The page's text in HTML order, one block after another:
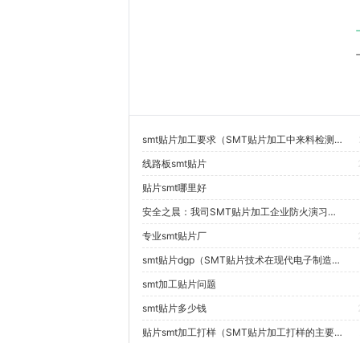
smt贴片加工要求（SMT贴片加工中来料检测的具体标准和方法是什么？）
线路板smt贴片
贴片smt哪里好
安全之晨：我司SMT贴片加工企业防火演习揭示安全之道
专业smt贴片厂
smt贴片dgp（SMT贴片技术在现代电子制造中的具体应用有哪些？）
smt加工贴片问题
smt贴片多少钱
贴片smt加工打样（SMT贴片加工打样的主要技术挑战有哪些？）